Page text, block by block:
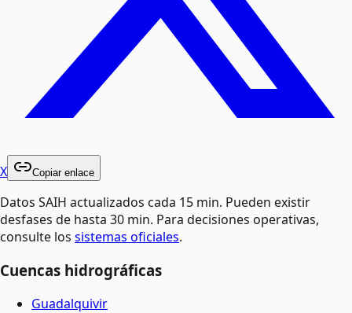
X Copiar enlace
Datos SAIH actualizados cada 15 min. Pueden existir
desfases de hasta 30 min. Para decisiones operativas,
consulte los sistemas oficiales.
Cuencas hidrográficas
Guadalquivir